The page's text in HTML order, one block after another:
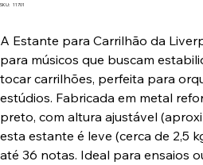
SKU: SKU
11701
A Estante para Carrilhão da
para músicos que buscam
tocar carrilhões, perfeita para
estúdios. Fabricada em metal
preto, com altura ajustável
esta estante é leve (cerca de 2,5
até 36 notas. Ideal para ensaios